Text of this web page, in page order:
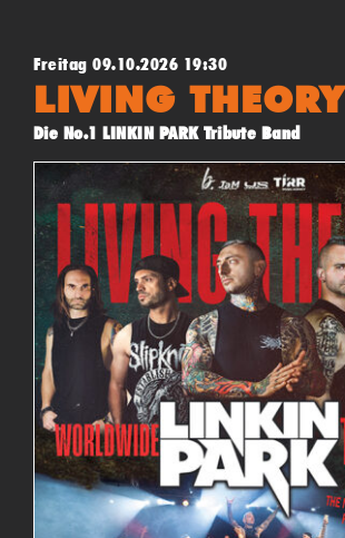
Freitag 09.10.2026 19:30
LIVING THEORY
Die No.1 LINKIN PARK Tribute Band